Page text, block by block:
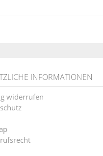
INFORMATIONEN
widerrufen